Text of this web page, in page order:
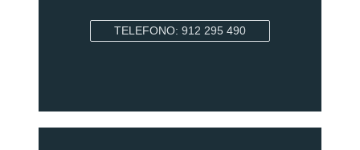
TELEFONO: 912 295 490